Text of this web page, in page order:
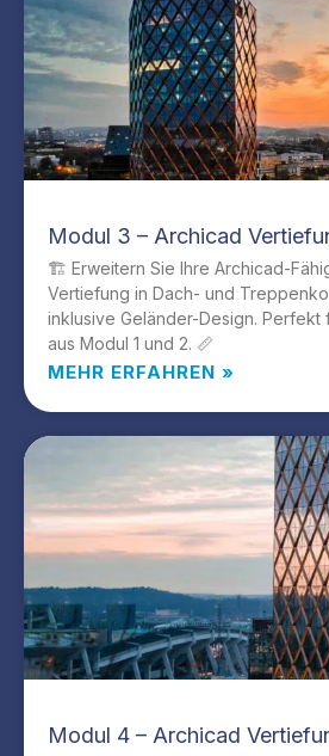
Modul 3 – Archicad
🏗️ Erweitern Sie Ihre Archicad-
Vertiefung in Dach- und
inklusive Geländer-Design. Perfekt
aus Modul 1 und 2. 📏
MEHR ERFAHREN »
Modul 4 – Archicad